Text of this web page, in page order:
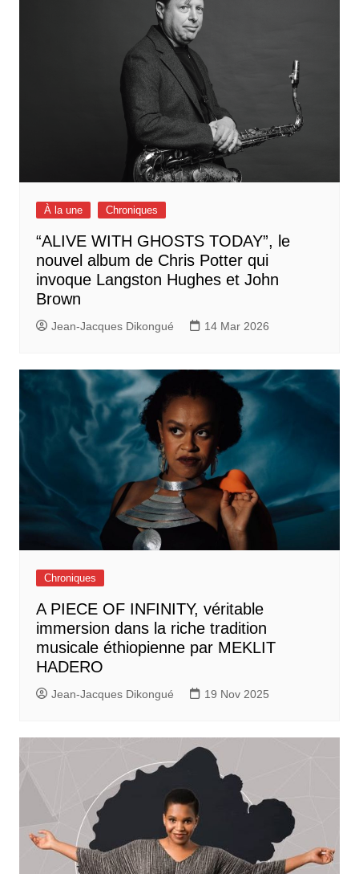
À la une Chroniques
“ALIVE WITH GHOSTS TODAY”, le
nouvel album de Chris Potter qui
invoque Langston Hughes et John
Brown
Jean-Jacques Dikongué 14 Mar 2026
Chroniques
A PIECE OF INFINITY, véritable
immersion dans la riche tradition
musicale éthiopienne par MEKLIT
HADERO
Jean-Jacques Dikongué 19 Nov 2025